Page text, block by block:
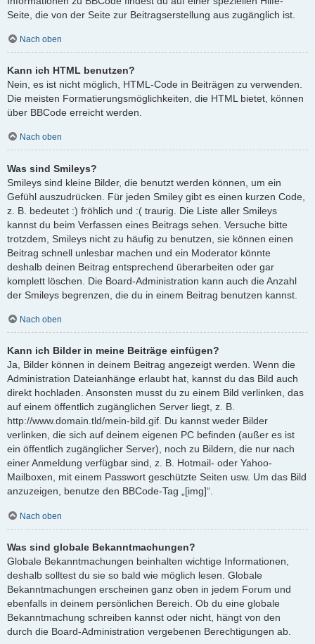
Seite, die von der Seite zur Beitragserstellung aus zugänglich ist.
Nach oben
Kann ich HTML benutzen?
Nein, es ist nicht möglich, HTML-Code in Beiträgen zu verwenden.
Die meisten Formatierungsmöglichkeiten, die HTML bietet, können
über BBCode erreicht werden.
Nach oben
Was sind Smileys?
Smileys sind kleine Bilder, die benutzt werden können, um ein
Gefühl auszudrücken. Für jeden Smiley gibt es einen kurzen Code,
z. B. bedeutet :) fröhlich und :( traurig. Die Liste aller Smileys
kannst du beim Verfassen eines Beitrags sehen. Versuche bitte
trotzdem, Smileys nicht zu häufig zu benutzen, sie können einen
Beitrag schnell unlesbar machen und ein Moderator könnte
deshalb deinen Beitrag entsprechend überarbeiten oder gar
komplett löschen. Die Board-Administration kann auch die Anzahl
der Smileys begrenzen, die du in einem Beitrag benutzen kannst.
Nach oben
Kann ich Bilder in meine Beiträge einfügen?
Ja, Bilder können in deinem Beitrag angezeigt werden. Wenn die
Administration Dateianhänge erlaubt hat, kannst du das Bild auch
direkt hochladen. Ansonsten musst du zu einem Bild verlinken, das
auf einem öffentlich zugänglichen Server liegt, z. B.
http://www.domain.tld/mein-bild.gif. Du kannst weder Bilder
verlinken, die sich auf deinem eigenen PC befinden (außer es ist
ein öffentlich zugänglicher Server), noch zu Bildern, die nur nach
einer Anmeldung verfügbar sind, z. B. Hotmail- oder Yahoo-
Mailboxen, mit einem Passwort geschützte Seiten usw. Um das Bild
anzuzeigen, benutze den BBCode-Tag „[img]“.
Nach oben
Was sind globale Bekanntmachungen?
Globale Bekanntmachungen beinhalten wichtige Informationen,
deshalb solltest du sie so bald wie möglich lesen. Globale
Bekanntmachungen erscheinen ganz oben in jedem Forum und
ebenfalls in deinem persönlichen Bereich. Ob du eine globale
Bekanntmachung schreiben kannst oder nicht, hängt von den
durch die Board-Administration vergebenen Berechtigungen ab.